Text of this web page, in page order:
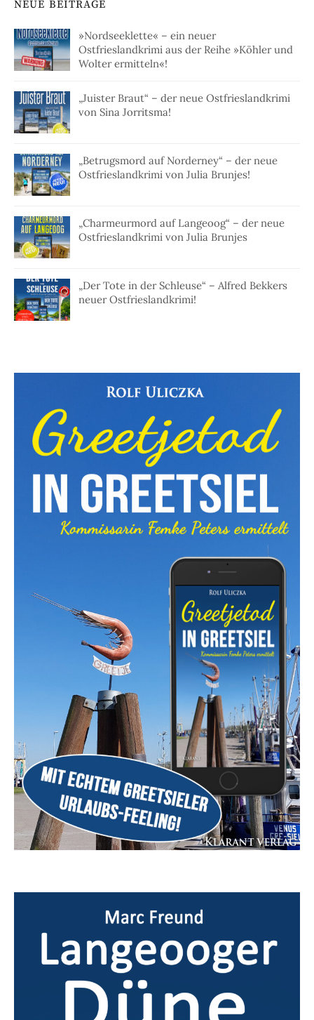
NEUE BEITRÄGE
»Nordseeklette« – ein neuer
Ostfrieslandkrimi aus der Reihe »Köhler und
Wolter ermitteln«!
„Juister Braut“ – der neue Ostfrieslandkrimi
von Sina Jorritsma!
„Betrugsmord auf Norderney“ – der neue
Ostfrieslandkrimi von Julia Brunjes!
„Charmeurmord auf Langeoog“ – der neue
Ostfrieslandkrimi von Julia Brunjes
„Der Tote in der Schleuse“ – Alfred Bekkers
neuer Ostfrieslandkrimi!